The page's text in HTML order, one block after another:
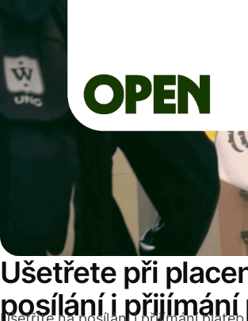
Ušetřete při
posílání i přijímání